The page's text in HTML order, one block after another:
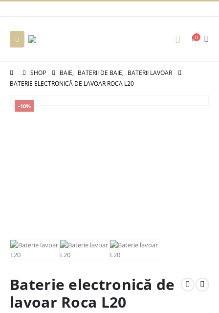
0
SHOP BAIE, BATERII DE BAIE, BATERII LAVOAR
BATERIE ELECTRONICĂ DE LAVOAR ROCA L20
-10%
Baterie electronică de
lavoar Roca L20